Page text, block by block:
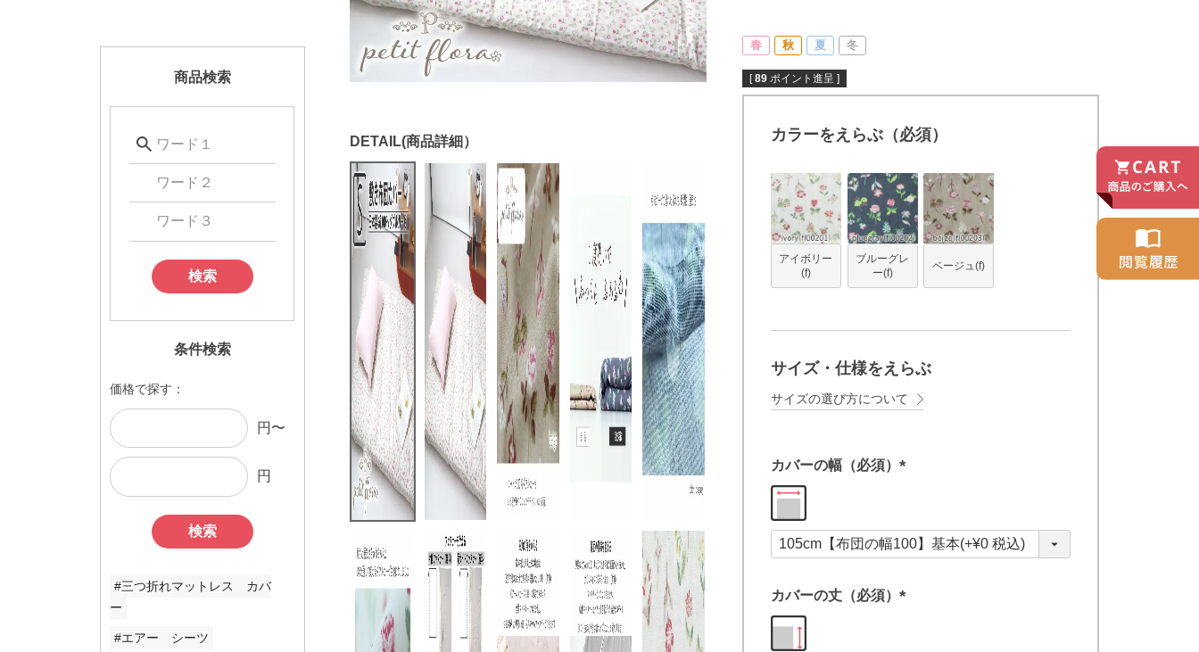
商品検索
検索
条件検索
価格で探す：
円〜
円
検索
#三つ折れマットレス カバ
ー
#エアー シーツ
春 秋 夏 冬
[ 89 ポイント進呈 ]
カラーをえらぶ（必須）
アイボリー
(f)
ブルーグレ
ー(f)
ベージュ(f)
サイズ・仕様をえらぶ
サイズの選び方について
カバーの幅（必須）
須
)
カバーの丈（必須）